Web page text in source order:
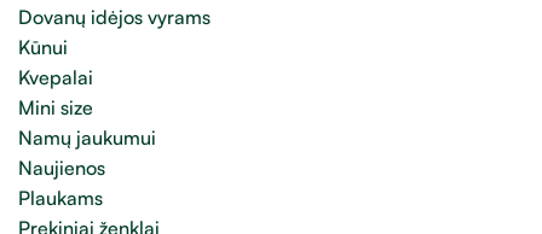
Dovanų idėjos vyrams
Kūnui
Kvepalai
Mini size
Namų jaukumui
Naujienos
Plaukams
Prekiniai ženklai